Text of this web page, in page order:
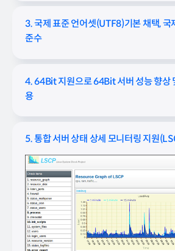
3. 국제 표준 언어셋(UTF8)기본 채택, 국
준수
4. 64Bit 지원으로 64Bit 서버 성능 향상
용
5. 통합 서버 상태 상세 모니터링 지원